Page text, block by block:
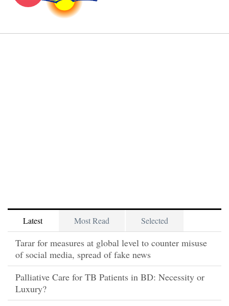
Latest Most Read Selected
Tarar for measures at global level to counter misuse
of social media, spread of fake news
Palliative Care for TB Patients in BD: Necessity or
Luxury?